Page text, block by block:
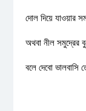
দোল দিয়ে যাওয়ার
অথবা নীল সমুদ্রের
বলে দেবো ভালবাসি